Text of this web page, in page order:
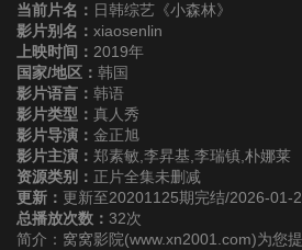
第20190917期
第20190925期
第20191008期 第20201029期
第20201112期 第20201119期
当前片名： 日韩综艺《小森林》
影片别名： xiaosenlin
上映时间： 2019年
国家/地区： 韩国
影片语言： 韩语
影片类型： 真人秀
影片导演： 金正旭
影片主演： 郑素敏,李昇基,李瑞镇,朴娜莱
资源类别： 正片全集未删减
更新： 更新至20201125期完结/2026-01-
总播放次数： 32次
简介：窝窝影院(www.xn2001.com)为您